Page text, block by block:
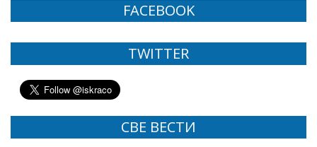
FACEBOOK
TWITTER
СВЕ ВЕСТИ